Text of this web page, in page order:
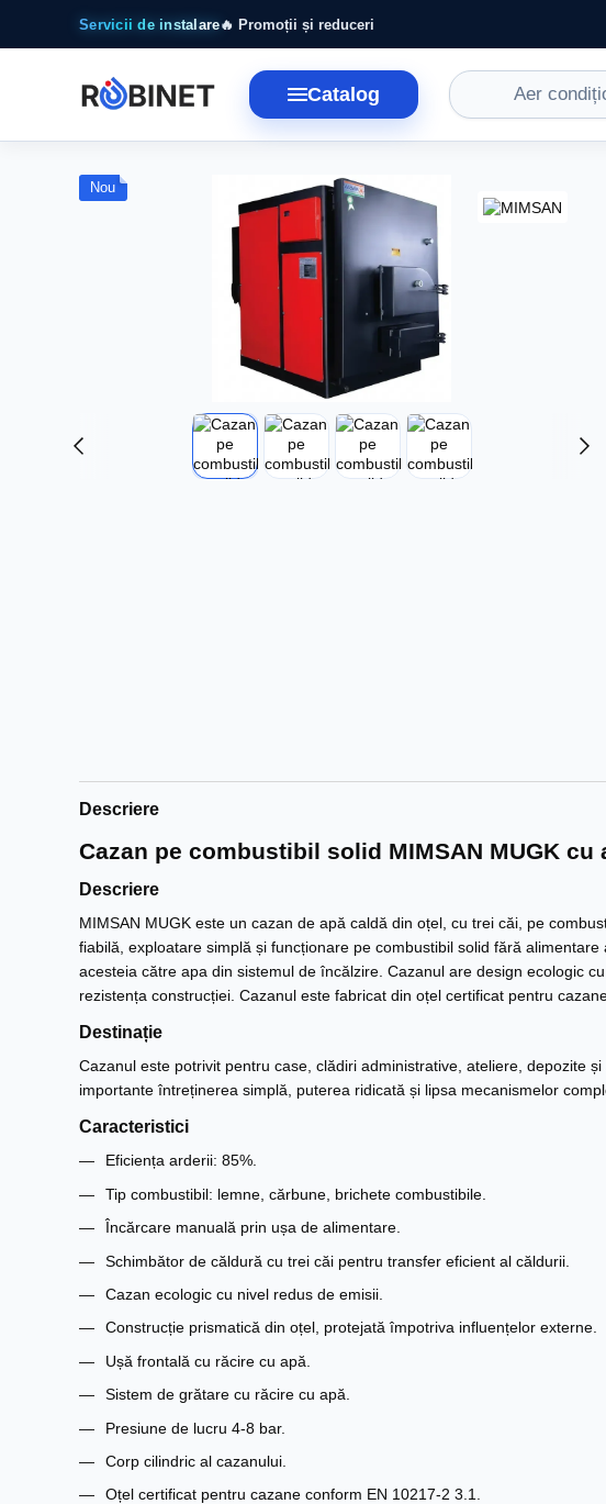
Mergi la conținutul principal
Servicii de instalare🔥 Promoții și reduceri
Catalog
Nou
Descriere
Cazan pe combustibil solid MIMSAN MUGK cu
Descriere
MIMSAN MUGK este un cazan de apă caldă din oțel, cu trei căi, pe
fiabilă, exploatare simplă și funcționare pe combustibil solid fără
acesteia către apa din sistemul de încălzire. Cazanul are design ecologic
rezistența construcției. Cazanul este fabricat din oțel certificat pentru
Destinație
Cazanul este potrivit pentru case, clădiri administrative, ateliere, depozite
importante întreținerea simplă, puterea ridicată și lipsa mecanismelor
Caracteristici
Eficiența arderii: 85%.
Tip combustibil: lemne, cărbune, brichete combustibile.
Încărcare manuală prin ușa de alimentare.
Schimbător de căldură cu trei căi pentru transfer eficient al căldurii.
Cazan ecologic cu nivel redus de emisii.
Construcție prismatică din oțel, protejată împotriva influențelor externe.
Ușă frontală cu răcire cu apă.
Sistem de grătare cu răcire cu apă.
Presiune de lucru 4-8 bar.
Corp cilindric al cazanului.
Oțel certificat pentru cazane conform EN 10217-2 3.1.